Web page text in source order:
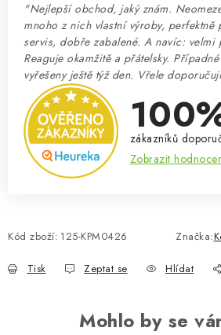
"Nejlepší obchod, jaký znám.
mnoho z nich vlastní výroby, perfektně
servis, dobře zabalené. A navíc: velmi
Reaguje okamžitě a přátelsky.
vyřešeny ještě týž den. Vřele
zákazníků
Zobrazit
Kód zboží: 125-KPM0426 Značka:
Tisk Zeptat se Hlídat
Mohlo by se